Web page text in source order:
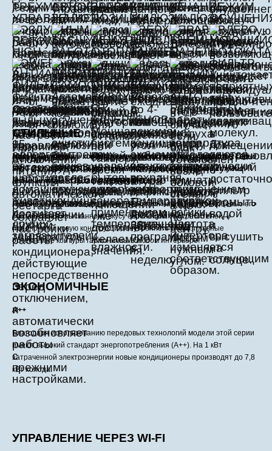
Особенности:
СТИЛЬНЫЕ
Новые настенные кондиционеры Mitsubishi Heavy Industries серий
SRK- ZSX и SRK-ZS были спроектированы в миланской студии
промышленного дизайна TENSA SRL.
Лучшие итальянские дизайнеры работали над концептом с целью его
соответствия изысканному вкусу европейских потребителей, и
предложили новую конструкцию внутреннего блока: плавные
обтекаемые контуры гармоничны в любом интерьере.
ЭКОНОМИЧНЫЕ
A++
Благодаря использованию передовых технологий модели этой серии
имеют высокий стандарт энергопотребления (А++). На 1 кВт
затраченной электроэнергии новые кондиционеры производят до 7,8
кВт холода.
УПРАВЛЕНИЕ ЧЕРЕЗ WI-FI